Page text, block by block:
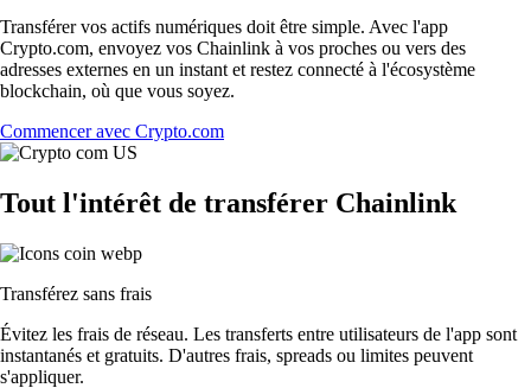
Transférer vos actifs numériques doit être simple. Avec l'app
Crypto.com, envoyez vos Chainlink à vos proches ou vers des
adresses externes en un instant et restez connecté à l'écosystème
blockchain, où que vous soyez.
Commencer avec Crypto.com
Tout l'intérêt de transférer Chainlink
Transférez sans frais
Évitez les frais de réseau. Les transferts entre utilisateurs de l'app sont
instantanés et gratuits. D'autres frais, spreads ou limites peuvent
s'appliquer.